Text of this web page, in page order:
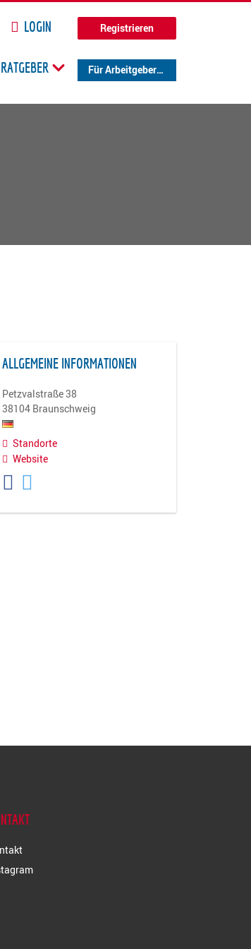
LOGIN Registrieren
RATGEBER Für Arbeitgeber
ALLGEMEINE INFORMATIONEN
Petzvalstraße 38
38104 Braunschweig
Standorte
Website